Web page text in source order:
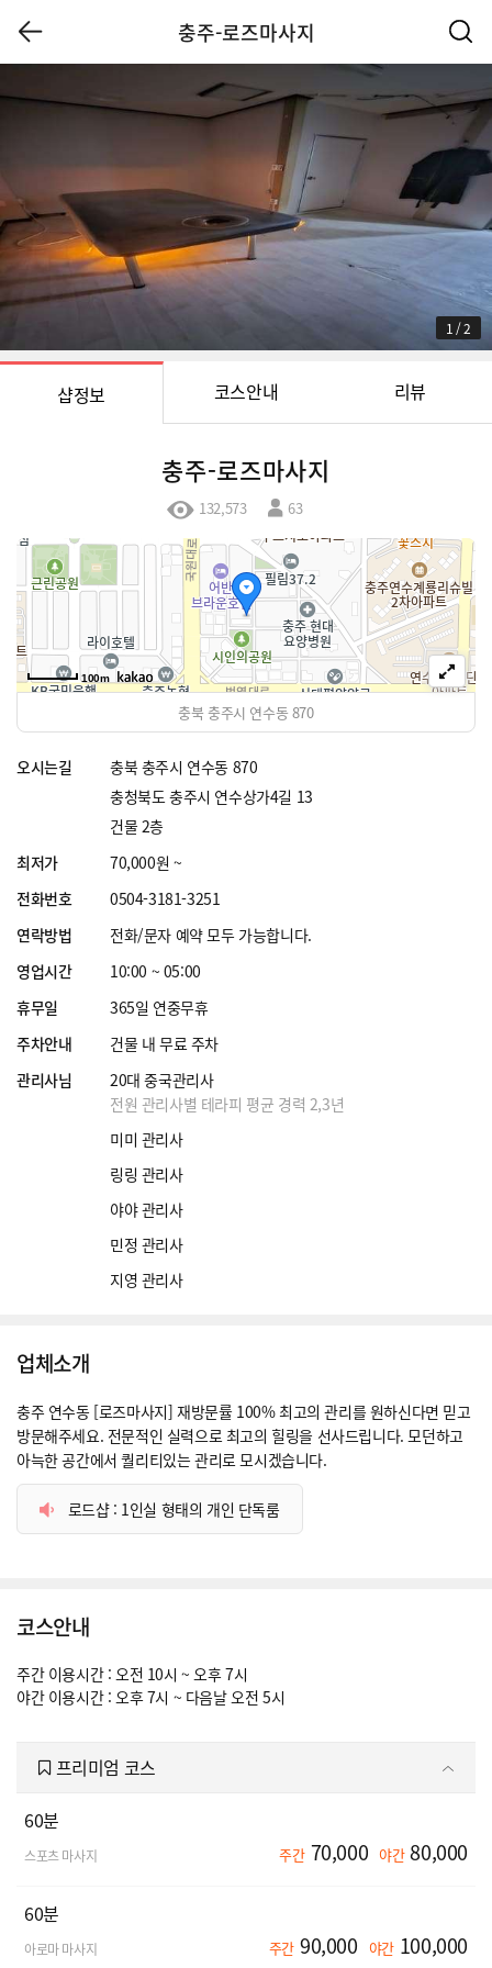
충주-로즈마사지
1 /2
샵정보 코스안내 리뷰
충주-로즈마사지
132,573 63
100m
충북 충주시 연수동 870
오시는길
충북 충주시 연수동 870
충청북도 충주시 연수상가4길 13
건물 2층
최저가
70,000원 ~
전화번호
0504-3181-3251
연락방법
전화/문자 예약 모두 가능합니다.
영업시간
10:00 ~ 05:00
휴무일
365일 연중무휴
주차안내
건물 내 무료 주차
관리사님
20대 중국관리사
전원 관리사별 테라피 평균 경력 2,3년
미미 관리사
링링 관리사
야야 관리사
민정 관리사
지영 관리사
업체소개
충주 연수동 [로즈마사지] 재방문률 100% 최고의 관리를 원하신다면 믿고
방문해주세요. 전문적인 실력으로 최고의 힐링을 선사드립니다. 모던하고
아늑한 공간에서 퀄리티있는 관리로 모시겠습니다.
로드샵 : 1인실 형태의 개인 단독룸
코스안내
주간 이용시간 : 오전 10시 ~ 오후 7시
야간 이용시간 : 오후 7시 ~ 다음날 오전 5시
프리미엄 코스
60분
스포츠 마사지 주간 70,000 야간 80,000
60분
아로마 마사지 주간 90,000 야간 100,000